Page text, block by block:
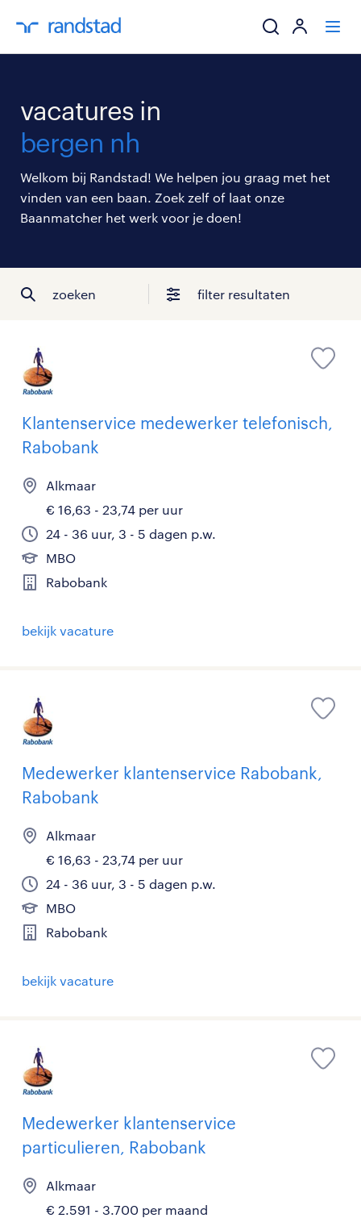
mijn carrière
over randstad
vacatures in
bergen nh
Welkom bij Randstad! We helpen jou graag met het
vinden van een baan. Zoek zelf of laat onze
Baanmatcher het werk voor je doen!
zoeken filter resultaten
Klantenservice medewerker telefonisch,
Rabobank
Alkmaar
€ 16,63 - 23,74 per uur
24 - 36 uur, 3 - 5 dagen p.w.
MBO
Rabobank
bekijk vacature
Medewerker klantenservice Rabobank,
Rabobank
Alkmaar
€ 16,63 - 23,74 per uur
24 - 36 uur, 3 - 5 dagen p.w.
MBO
Rabobank
bekijk vacature
Medewerker klantenservice
particulieren, Rabobank
Alkmaar
€ 2.591 - 3.700 per maand